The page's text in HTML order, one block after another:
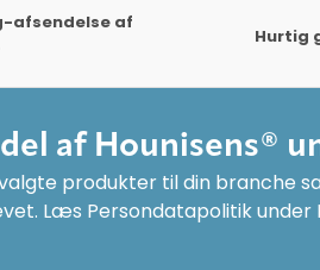
afsendelse af
Hurtig
af Hounisens®
produkter til din branche
Læs Persondatapolitik under